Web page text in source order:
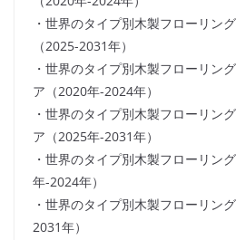
・世界のタイプ別木製フローリン
（2025-2031年）
・世界のタイプ別木製フローリン
ア（2020年-2024年）
・世界のタイプ別木製フローリン
ア（2025年-2031年）
・世界のタイプ別木製フローリン
年-2024年）
・世界のタイプ別木製フローリン
2031年）